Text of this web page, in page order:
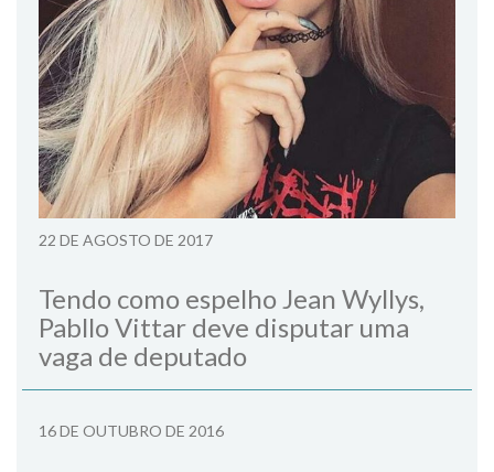
22 DE AGOSTO DE 2017
Tendo como espelho Jean Wyllys,
Pabllo Vittar deve disputar uma
vaga de deputado
16 DE OUTUBRO DE 2016